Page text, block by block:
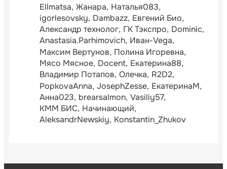
Ellmatsa Жанара Наталья083
igorlesovsky Dambazz Евгений Био
Александр технолог ГК Тэкспро Dominic
Anastasia.Parhimovich Иван-Vega
Максим Вертунов Полина Игоревна
Мясо Мясное Docent Екатерина88
Владимир Потапов Олечка R2D2
PopkovaAnna JosephZesse ЕкатеринаМ
Анна023 brearsalmon Vasiliy57
КММ БИС Начинающий
AleksandrNewskiy Konstantin_Zhukov